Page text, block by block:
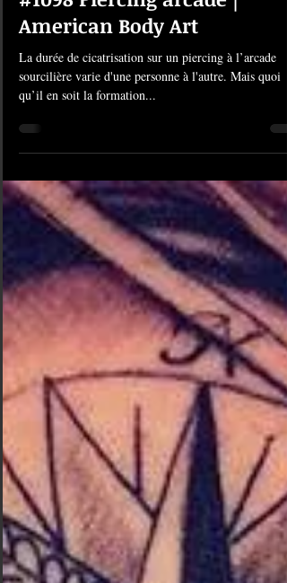
11 août 2020 1 min de lecture
#1098 Piercing arcade |
American Body Art
La durée de cicatrisation sur un piercing à l’arcade